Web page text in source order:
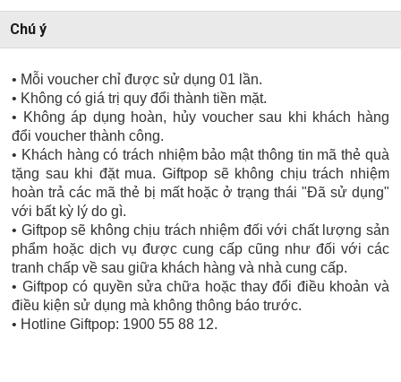
Chú ý
• Mỗi voucher chỉ được sử dụng 01 lần.
• Không có giá trị quy đổi thành tiền mặt.
• Không áp dụng hoàn, hủy voucher sau khi khách hàng
đổi voucher thành công.
• Khách hàng có trách nhiệm bảo mật thông tin mã thẻ quà
tặng sau khi đặt mua. Giftpop sẽ không chịu trách nhiệm
hoàn trả các mã thẻ bị mất hoặc ở trạng thái "Đã sử dụng"
với bất kỳ lý do gì.
• Giftpop sẽ không chịu trách nhiệm đối với chất lượng sản
phẩm hoặc dịch vụ được cung cấp cũng như đối với các
tranh chấp về sau giữa khách hàng và nhà cung cấp.
• Giftpop có quyền sửa chữa hoặc thay đổi điều khoản và
điều kiện sử dụng mà không thông báo trước.
• Hotline Giftpop: 1900 55 88 12.